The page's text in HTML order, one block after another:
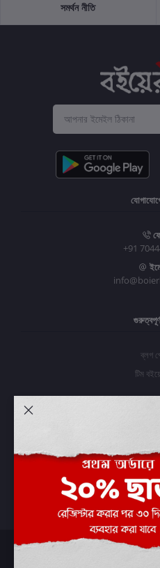
সমর্থন নীতি
+91
ব্লগ
টিম
অর্ডার
আমার
অর্ডার
Boier Haat™ | © All